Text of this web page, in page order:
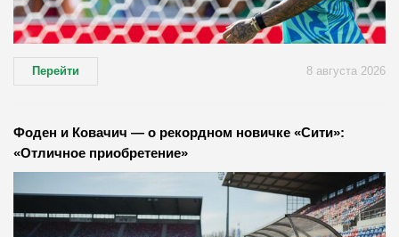
Перейти 8 августа 2026
Фоден и Ковачич — о рекордном новичке «Сити»:
«Отличное приобретение»